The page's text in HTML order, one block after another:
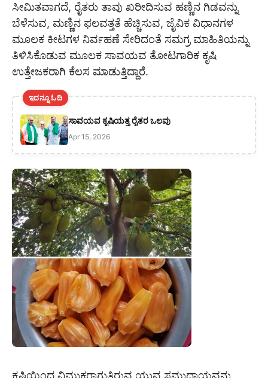
ಸೀಮಿತವಾಗದೆ, ರೈತರು ತಾವು ಖರೀದಿಸುವ ಹಣ್ಣಿನ ಗಿಡವನ್ನು
ಬೆಳೆಸುವ, ಮಣ್ಣಿನ ಫಲವತ್ತತೆ ಹೆಚ್ಚಿಸುವ, ಜೈವಿಕ ವಿಧಾನಗಳ
ಮೂಲಕ ಕೀಟಗಳ ನಿರ್ವಹಣೆ ಸೇರಿದಂತೆ ಸಮಗ್ರ ಮಾಹಿತಿಯನ್ನು
ತಿಳಿಸಿಕೊಡುವ ಮೂಲಕ ಸಾವಯವ ತೋಟಗಾರಿಕ ಕೃಷಿ
ಉತ್ತೇಜಕರಾಗಿ ಕೆಲಸ ಮಾಡುತ್ತಿದ್ದಾರೆ.
ಇದನ್ನೂ ಓದಿ
ಸಾವಯವ ಕೃಷಿಯತ್ತ ರೈತರ ಒಲವು
Apr 15, 2026
ಕೃಷಿಯಿಂದ ವಿಮುಕರಾಗುತ್ತಿರುವ ಯುವ ಸಮುದಾಯವನ್ನು